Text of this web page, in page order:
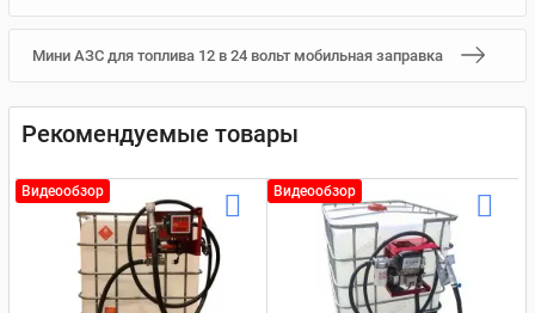
Мини АЗС для топлива 12 в 24 вольт мобильная заправка
Рекомендуемые товары
Видеообзор Видеообзор